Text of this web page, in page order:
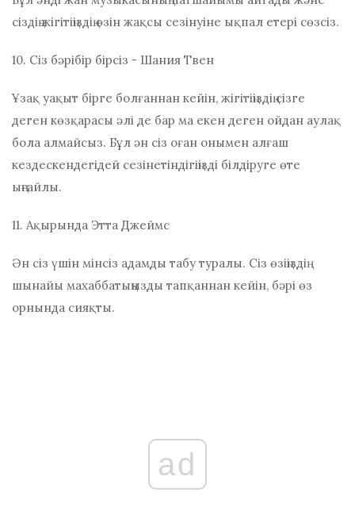
сіздің жігітіңіздің өзін жақсы сезінуіне ықпал етері сөзсіз.
10. Сіз бәрібір бірсіз - Шания Твен
Ұзақ уақыт бірге болғаннан кейін, жігітіңіздің сізге
деген көзқарасы әлі де бар ма екен деген ойдан аулақ
бола алмайсыз. Бұл ән сіз оған онымен алғаш
кездескендегідей сезінетіндігіңізді білдіруге өте
ыңғайлы.
11. Ақырында Этта Джеймс
Ән сіз үшін мінсіз адамды табу туралы. Сіз өзіңіздің
шынайы махаббатыңызды тапқаннан кейін, бәрі өз
орнында сияқты.
ad